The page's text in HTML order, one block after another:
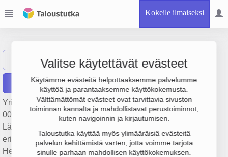
Kokeile ilmaiseksi
Valitse käytettävät evästeet
Käytämme evästeitä helpottaaksemme palvelumme
käyttöä ja parantaaksemme käyttökokemusta.
Välttämättömät evästeet ovat tarvittavia sivuston
toiminnan kannalta ja mahdollistavat perustoiminnot,
kuten navigoinnin ja kirjautumisen.
Taloustutka käyttää myös ylimääräisiä evästeitä
palvelun kehittämistä varten, jotta voimme tarjota
sinulle parhaan mahdollisen käyttökokemuksen.
Näytä haku R Roth-Med Oy
Raportit
Yrityksen Roth-Med Oy liikevaihto on 913 000 €, tulos 217
000 € ja henkilöstömäärä 2. Sen päätoimiala on
Lääkäriasemat, yksityislääkärit ja vastaavat
erikoislääkäripalvelut, perustamisvuosi 2008 ja sijainti
Helsinki. Yrityksen yhtiömuoto Osakeyhtiö (OY).